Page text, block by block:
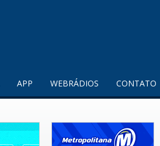
APP WEBRÁDIOS CONTATO